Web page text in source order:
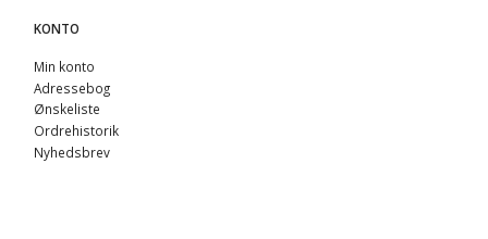
KONTO
Min konto
Adressebog
Ønskeliste
Ordrehistorik
Nyhedsbrev